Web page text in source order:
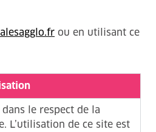
ou en utilisant ce
le respect de la
L’utilisation de ce site est